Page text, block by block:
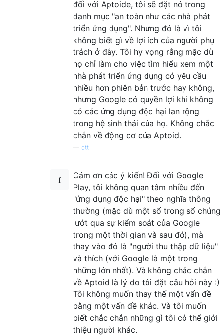
đối với Aptoide, tôi sẽ đặt nó trong
danh mục "an toàn như các nhà phát
triển ứng dụng". Nhưng đó là vì tôi
không biết gì về lợi ích của người phụ
trách ở đây. Tôi hy vọng rằng mặc dù
họ chỉ làm cho việc tìm hiểu xem một
nhà phát triển ứng dụng có yêu cầu
nhiều hơn phiên bản trước hay không,
nhưng Google có quyền lợi khi không
có các ứng dụng độc hại lan rộng
trong hệ sinh thái của họ. Không chắc
chắn về động cơ của Aptoid.
ctt
Cảm ơn các ý kiến! Đối với Google
Play, tôi không quan tâm nhiều đến
"ứng dụng độc hại" theo nghĩa thông
thường (mặc dù một số trong số chúng
lướt qua sự kiểm soát của Google
trong một thời gian và sau đó), mà
thay vào đó là "người thu thập dữ liệu"
và thích (với Google là một trong
những lớn nhất). Và không chắc chắn
về Aptoid là lý do tôi đặt câu hỏi này :)
Tôi không muốn thay thế một vấn đề
bằng một vấn đề khác. Và tôi muốn
biết chắc chắn những gì tôi có thể giới
thiệu người khác.